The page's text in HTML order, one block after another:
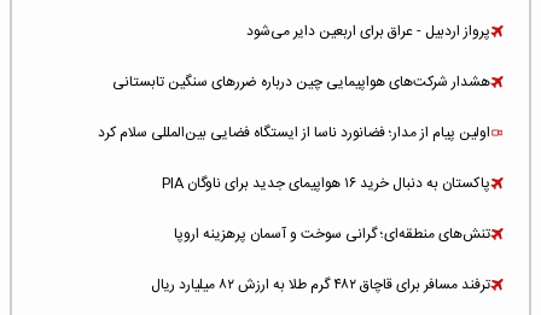
پرواز اردبیل - عراق برای اربعین دایر می‌شود
هشدار شرکت‌های هواپیمایی چین درباره ضررهای سنگین تابستانی
اولین پیام از مدار؛ فضانورد ناسا از ایستگاه فضایی بین‌المللی سلام کرد
پاکستان به دنبال خرید ۱۶ هواپیمای جدید برای ناوگان PIA
تنش‌های منطقه‌ای؛ گرانی سوخت و آسمان پرهزینه اروپا
ترفند مسافر برای قاچاق ۴۸۲ گرم طلا به ارزش ۸۲ میلیارد ریال